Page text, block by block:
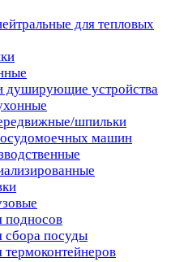
для тепловых
душирующие устройства
шпильки
машин
подносов
сбора посуды
термоконтейнеров